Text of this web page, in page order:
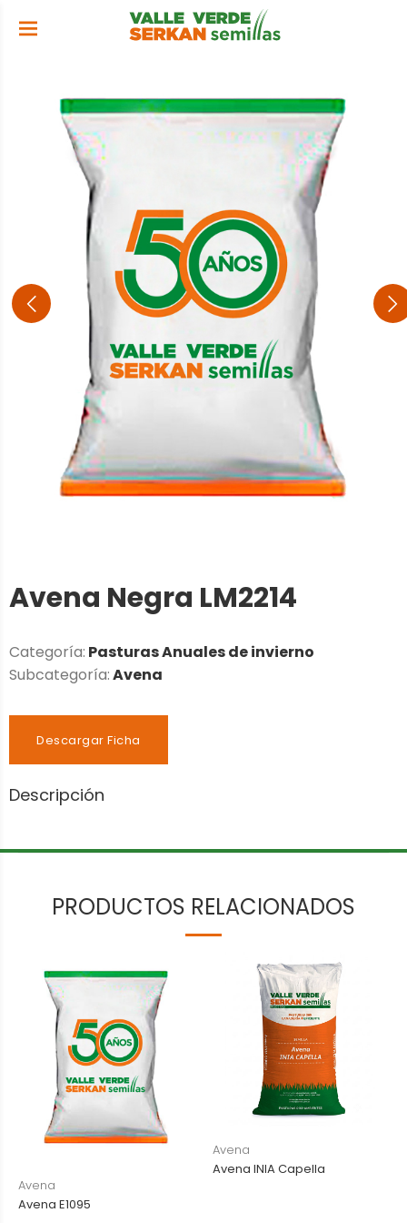
Avena Negra LM2214
Categoría: Pasturas Anuales de invierno
Subcategoría:Avena
Descargar Ficha
Descripción
PRODUCTOS RELACIONADOS
Avena
Avena E1095
Avena
Avena INIA Capella